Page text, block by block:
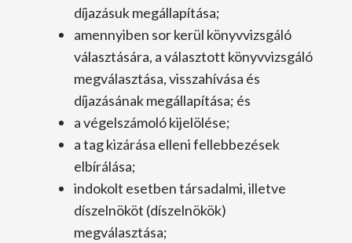
díjazásuk megállapítása;
amennyiben sor kerül könyvvizsgáló
választására, a választott könyvvizsgáló
megválasztása, visszahívása és
díjazásának megállapítása; és
a végelszámoló kijelölése;
a tag kizárása elleni fellebbezések
elbírálása;
indokolt esetben társadalmi, illetve
díszelnököt (díszelnökök)
megválasztása;